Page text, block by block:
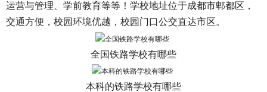
运营与管理、学前教育等等！学校地址位于成都市郫都区，
交通方便，校园环境优越，校园门口公交直达市区。
全国铁路学校有哪些
本科的铁路学校有哪些